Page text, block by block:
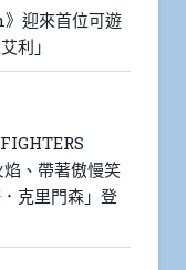
迎來首位可遊
利」
、帶著傲慢笑
克里門森」登